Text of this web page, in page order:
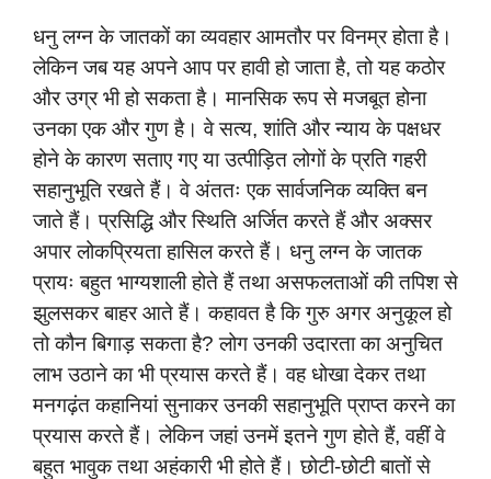
धनु लग्न के जातकों का व्यवहार आमतौर पर विनम्र होता है।
लेकिन जब यह अपने आप पर हावी हो जाता है, तो यह कठोर
और उग्र भी हो सकता है। मानसिक रूप से मजबूत होना
उनका एक और गुण है। वे सत्य, शांति और न्याय के पक्षधर
होने के कारण सताए गए या उत्पीड़ित लोगों के प्रति गहरी
सहानुभूति रखते हैं। वे अंततः एक सार्वजनिक व्यक्ति बन
जाते हैं। प्रसिद्धि और स्थिति अर्जित करते हैं और अक्सर
अपार लोकप्रियता हासिल करते हैं। धनु लग्न के जातक
प्रायः बहुत भाग्यशाली होते हैं तथा असफलताओं की तपिश से
झुलसकर बाहर आते हैं। कहावत है कि गुरु अगर अनुकूल हो
तो कौन बिगाड़ सकता है? लोग उनकी उदारता का अनुचित
लाभ उठाने का भी प्रयास करते हैं। वह धोखा देकर तथा
मनगढ़ंत कहानियां सुनाकर उनकी सहानुभूति प्राप्त करने का
प्रयास करते हैं। लेकिन जहां उनमें इतने गुण होते हैं, वहीं वे
बहुत भावुक तथा अहंकारी भी होते हैं। छोटी-छोटी बातों से